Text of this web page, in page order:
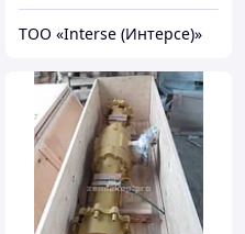
ТОО «Interse (Интерсе)»